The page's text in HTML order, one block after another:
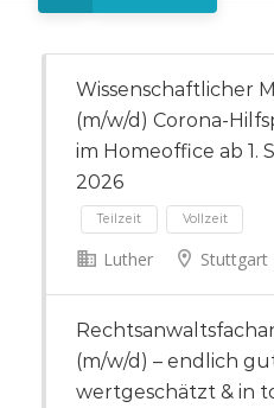
Wissenschaftlicher
(m/w/d) Corona-
im Homeoffice ab 1.
2026
Teilzeit Vollzeit
Luther Stuttgart
(m/w/d) – endlich
wertgeschätzt & in